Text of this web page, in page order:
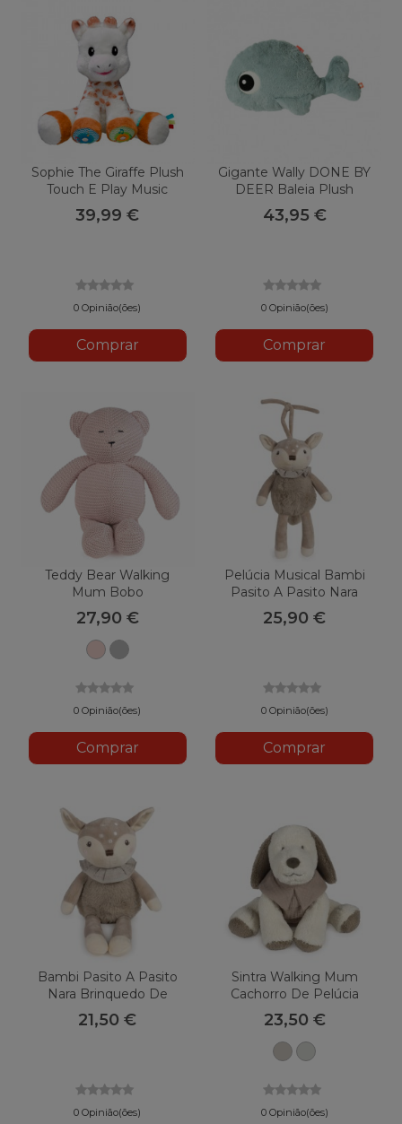
Sophie The Giraffe Plush
Touch E Play Music
39,99 €
0 Opinião(ões)
Comprar
Gigante Wally DONE BY
DEER Baleia Plush
43,95 €
0 Opinião(ões)
Comprar
Teddy Bear Walking
Mum Bobo
27,90 €
RosaCinza
0 Opinião(ões)
Comprar
Pelúcia Musical Bambi
Pasito A Pasito Nara
25,90 €
0 Opinião(ões)
Comprar
Bambi Pasito A Pasito
Nara Brinquedo De
Pelúcia
21,50 €
0 Opinião(ões)
Sintra Walking Mum
Cachorro De Pelúcia
23,50 €
SintraSintra
0 Opinião(ões)